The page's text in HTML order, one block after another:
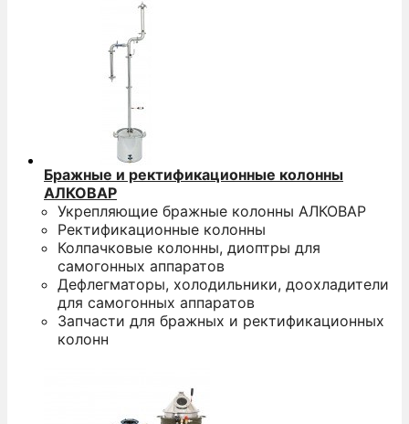
Бражные и ректификационные колонны
АЛКОВАР
Укрепляющие бражные колонны АЛКОВАР
Ректификационные колонны
Колпачковые колонны, диоптры для
самогонных аппаратов
Дефлегматоры, холодильники, доохладители
для самогонных аппаратов
Запчасти для бражных и ректификационных
колонн